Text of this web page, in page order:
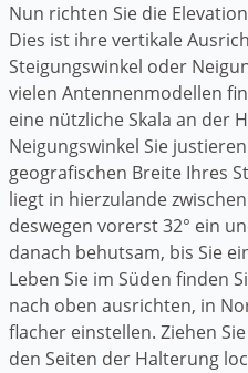
Nun richten Sie die
Dies ist ihre vertikale
Steigungswinkel oder
vielen Antennenmodellen
eine nützliche Skala an der
Neigungswinkel Sie
geografischen Breite Ihres
liegt in hierzulande
deswegen vorerst 32° ein
danach behutsam, bis Sie
Leben Sie im Süden finden
nach oben ausrichten, in
flacher einstellen. Ziehen
den Seiten der Halterung